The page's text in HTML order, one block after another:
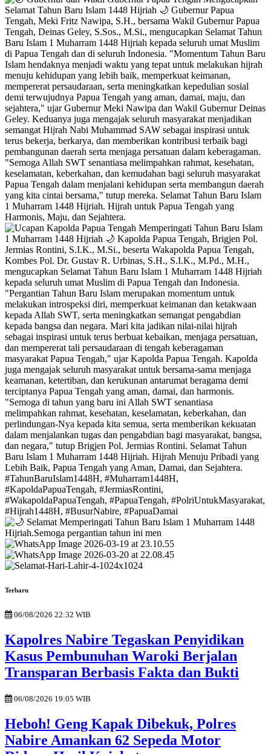
Terbaru
06/08/2026 22:32 WIB
Kapolres Nabire Tegaskan Penyidikan
Kasus Pembunuhan Waroki Berjalan
Transparan Berbasis Fakta dan Bukti
06/08/2026 19:05 WIB
Heboh! Geng Kapak Dibekuk, Polres
Nabire Amankan 62 Sepeda Motor